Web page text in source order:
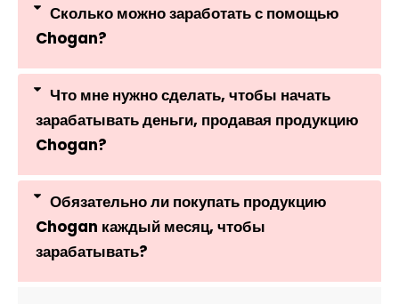
Сколько можно заработать с помощью
Chogan?
Что мне нужно сделать, чтобы начать
зарабатывать деньги, продавая продукцию
Chogan?
Обязательно ли покупать продукцию
Chogan каждый месяц, чтобы
зарабатывать?